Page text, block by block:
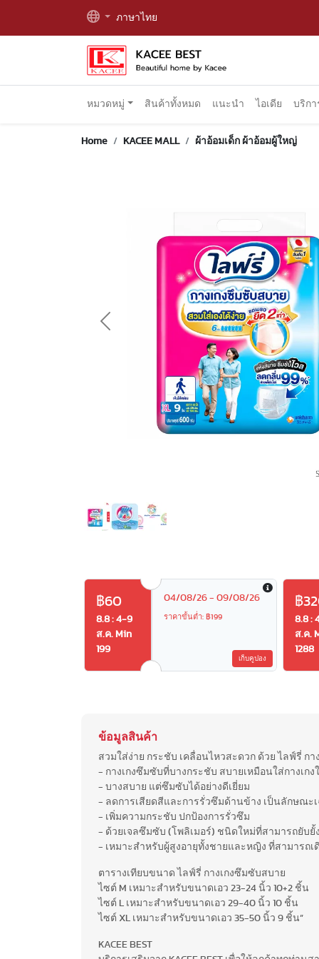
ภาษาไทย
หมวดหมู่ สินค้าทั้งหมด แนะนำ ไอเดีย บริก
Home KACEE MALL ผ้าอ้อมเด็ก ผ้าอ้อมผู้ใหญ่
Previous
฿60
8.8 : 4-9
ส.ค. Min
199
04/08/26 - 09/08/26
ราคาขั้นต่ำ: ฿199
เก็บคูปอง
฿
8.8 :
ส.ค.
1288
ข้อมูลสินค้า
สวมใส่ง่าย กระชับ เคลื่อนไหวสะดวก ด้วย ไลฟ์รี่ ก
- กางเกงซึมซับที่บางกระชับ สบายเหมือนใส่กางเ
- บางสบาย แต่ซึมซับได้อย่างดีเยี่ยม
- ลดการเสียดสีและการรั่วซึมด้านข้าง เป็นลักษณ
- เพิ่มความกระชับ ปกป้องการรั่วซึม
- ด้วยเจลซึมซับ (โพลิเมอร์) ชนิดใหม่ที่สามารถยับยั้
- เหมาะสำหรับผู้สูงอายุทั้งชายและหญิง ที่สามารถเ
ตารางเทียบขนาด ไลฟ์รี่ กางเกงซึมซับสบาย
ไซต์ M เหมาะสำหรับขนาดเอว 23-24 นิ้ว 10+2 ชิ้น
ไซต์ L เหมาะสำหรับขนาดเอว 29-40 นิ้ว 10 ชิ้น
ไซต์ XL เหมาะสำหรับขนาดเอว 35-50 นิ้ว 9 ชิ้น”
KACEE BEST